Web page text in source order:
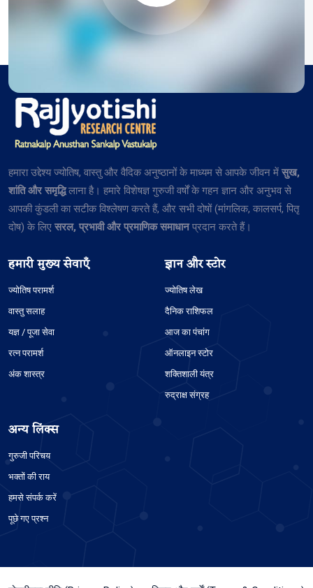
हमारा उद्देश्य ज्योतिष, वास्तु और वैदिक अनुष्ठानों के माध्यम से आपके जीवन में सुख,
शांति और समृद्धिलाना है। हमारे विशेषज्ञ गुरुजी वर्षों के गहन ज्ञान और अनुभव से
आपकी कुंडली का सटीक विश्लेषण करते हैं, और सभी दोषों (मांगलिक, कालसर्प, पितृ
दोष) के लिए सरल, प्रभावी और प्रमाणिक समाधानप्रदान करते हैं।
हमारी मुख्य सेवाएँ
ज्योतिष परामर्श
वास्तु सलाह
यज्ञ / पूजा सेवा
रत्न परामर्श
अंक शास्त्र
ज्ञान और स्टोर
ज्योतिष लेख
दैनिक राशिफल
आज का पंचांग
ऑनलाइन स्टोर
शक्तिशाली यंत्र
रुद्राक्ष संग्रह
अन्य लिंक्स
गुरुजी परिचय
भक्तों की राय
हमसे संपर्क करें
पूछे गए प्रश्न